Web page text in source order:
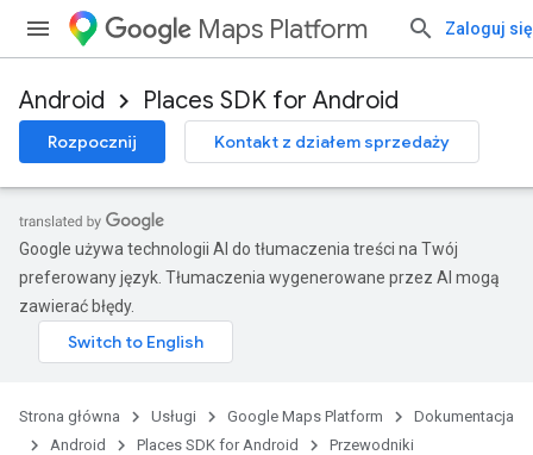
Maps Platform Zaloguj się
Android Places SDK for Android
Rozpocznij Kontakt z działem sprzedaży
Google używa technologii AI do tłumaczenia treści na Twój
preferowany język. Tłumaczenia wygenerowane przez AI mogą
zawierać błędy.
Strona główna Usługi Google Maps Platform
Dokumentacja
Android
Places SDK for Android Przewodniki